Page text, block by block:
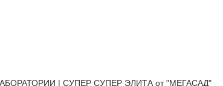
| СУПЕР СУПЕР ЭЛИТА от "МЕГАСАД"